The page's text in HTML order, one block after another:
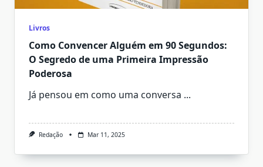
Livros
Como Convencer Alguém em 90 Segundos:
O Segredo de uma Primeira Impressão
Poderosa
Já pensou em como uma conversa ...
Redação Mar 11, 2025